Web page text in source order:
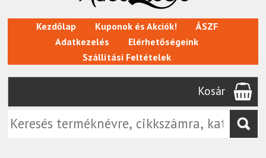
Kezdőlap Kuponok és Akciók!
ÁSZF
Adatkezelés
Elérhetőségeink
Szállítási Feltételek
Kosár